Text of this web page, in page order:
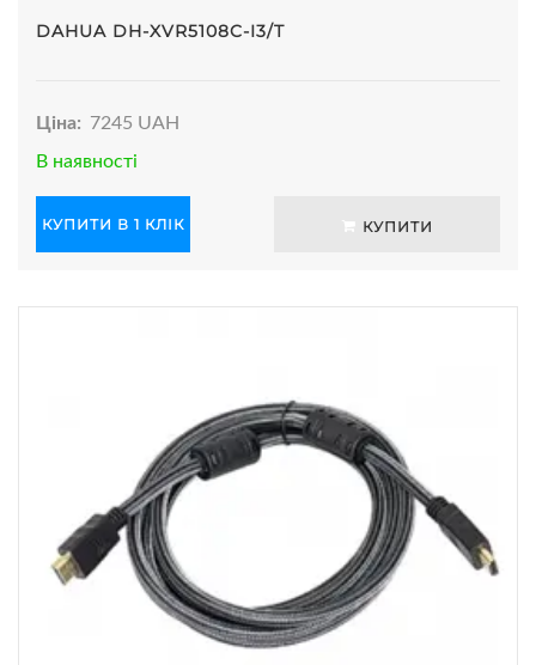
DAHUA DH-XVR5108C-I3/T
Ціна: 7245 UAH
В наявності
КУПИТИ В 1 КЛІК КУПИТИ